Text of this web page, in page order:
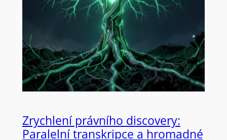
Zrychlení právního discovery:
Paralelní transkripce a hromadné